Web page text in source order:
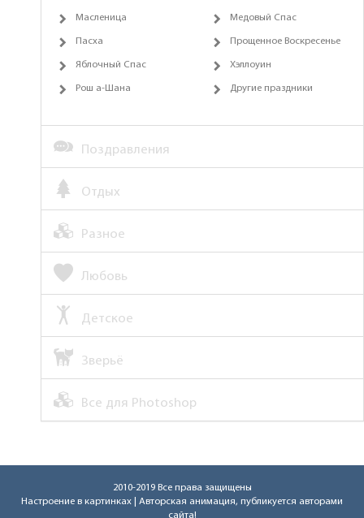
Масленица Медовый Спас
Пасха Прощенное Воскресенье
Яблочный Спас Хэллоуин
Рош а-Шана Другие праздники
Поздравления
Отдых
Разное
Любовь
Детское
Зверьё
Все для Photoshop
2010-2019 Все права защищены
Настроение в картинках | Авторская анимация, публикуется авторами
сайта!